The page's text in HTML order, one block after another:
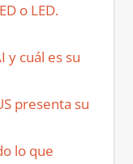
o LED.
y cuál es su
presenta su
lo que